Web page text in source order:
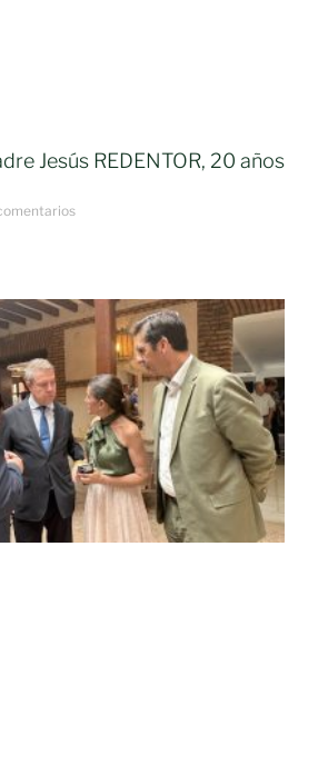
Jesús REDENTOR, 20 años